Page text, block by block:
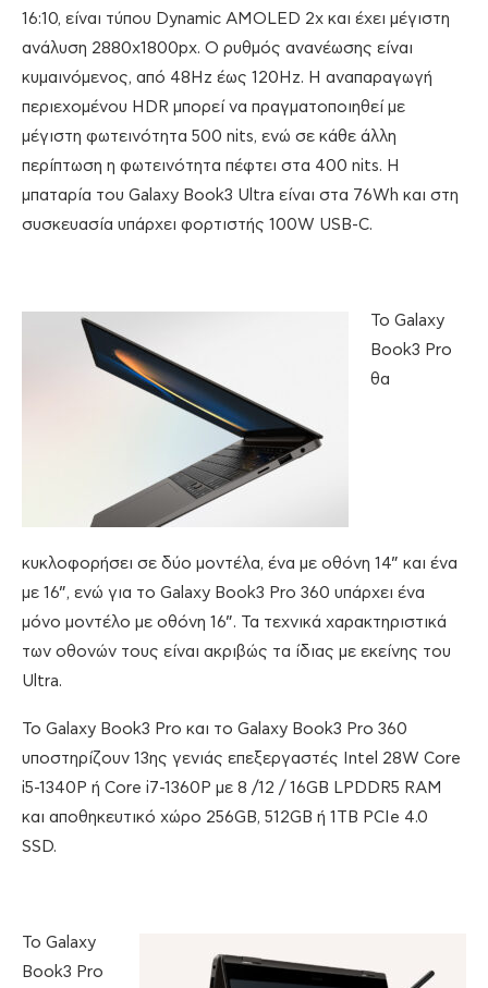
16:10, είναι τύπου Dynamic AMOLED 2x και έχει μέγιστη
ανάλυση 2880x1800px. Ο ρυθμός ανανέωσης είναι
κυμαινόμενος, από 48Hz έως 120Hz. Η αναπαραγωγή
περιεχομένου HDR μπορεί να πραγματοποιηθεί με
μέγιστη φωτεινότητα 500 nits, ενώ σε κάθε άλλη
περίπτωση η φωτεινότητα πέφτει στα 400 nits. Η
μπαταρία του Galaxy Book3 Ultra είναι στα 76Wh και στη
συσκευασία υπάρχει φορτιστής 100W USB-C.
Το Galaxy
Book3 Pro
θα
κυκλοφορήσει σε δύο μοντέλα, ένα με οθόνη 14” και ένα
με 16”, ενώ για το Galaxy Book3 Pro 360 υπάρχει ένα
μόνο μοντέλο με οθόνη 16”. Τα τεχνικά χαρακτηριστικά
των οθονών τους είναι ακριβώς τα ίδιας με εκείνης του
Ultra.
Το Galaxy Book3 Pro και το Galaxy Book3 Pro 360
υποστηρίζουν 13ης γενιάς επεξεργαστές Intel 28W Core
i5-1340P ή Core i7-1360P με 8 /12 / 16GB LPDDR5 RAM
και αποθηκευτικό χώρο 256GB, 512GB ή 1TB PCIe 4.0
SSD.
Το Galaxy
Book3 Pro